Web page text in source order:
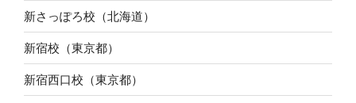
新さっぽろ校（北海道）
新宿校（東京都）
新宿西口校（東京都）